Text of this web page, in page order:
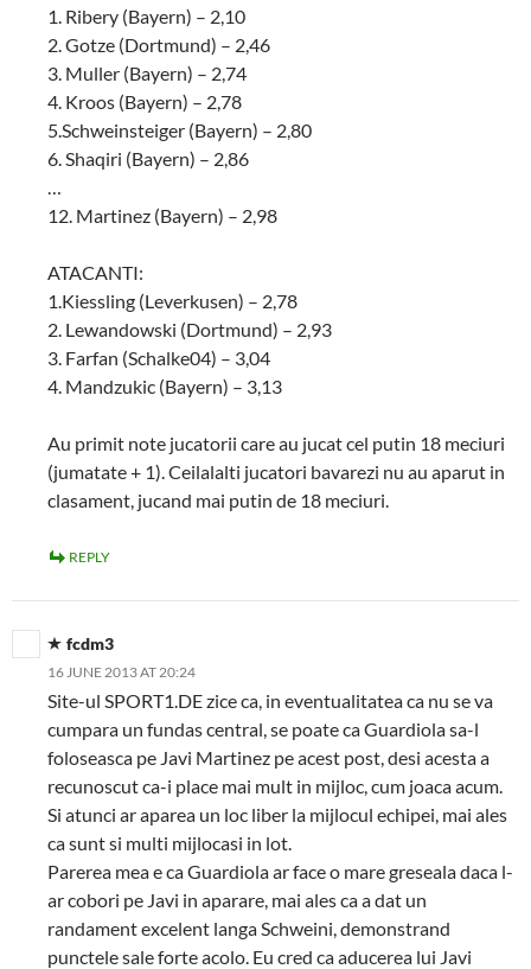
1. Ribery (Bayern) – 2,10
2. Gotze (Dortmund) – 2,46
3. Muller (Bayern) – 2,74
4. Kroos (Bayern) – 2,78
5.Schweinsteiger (Bayern) – 2,80
6. Shaqiri (Bayern) – 2,86
…
12. Martinez (Bayern) – 2,98
ATACANTI:
1.Kiessling (Leverkusen) – 2,78
2. Lewandowski (Dortmund) – 2,93
3. Farfan (Schalke04) – 3,04
4. Mandzukic (Bayern) – 3,13
Au primit note jucatorii care au jucat cel putin 18 meciuri
(jumatate + 1). Ceilalalti jucatori bavarezi nu au aparut in
clasament, jucand mai putin de 18 meciuri.
REPLY
fcdm3
16 JUNE 2013 AT 20:24
Site-ul SPORT1.DE zice ca, in eventualitatea ca nu se va
cumpara un fundas central, se poate ca Guardiola sa-l
foloseasca pe Javi Martinez pe acest post, desi acesta a
recunoscut ca-i place mai mult in mijloc, cum joaca acum.
Si atunci ar aparea un loc liber la mijlocul echipei, mai ales
ca sunt si multi mijlocasi in lot.
Parerea mea e ca Guardiola ar face o mare greseala daca l-
ar cobori pe Javi in aparare, mai ales ca a dat un
randament excelent langa Schweini, demonstrand
punctele sale forte acolo. Eu cred ca aducerea lui Javi